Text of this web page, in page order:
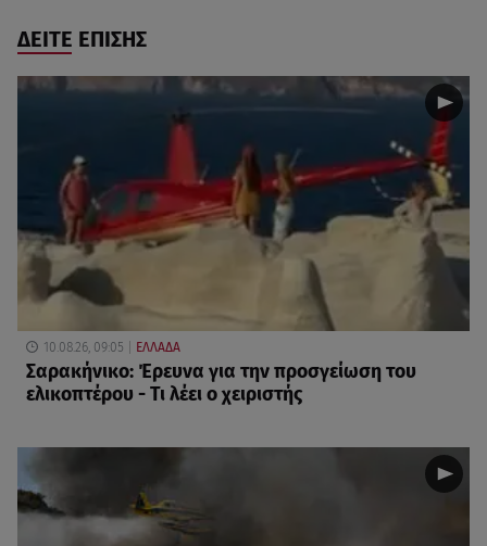
ΔΕΙΤΕ ΕΠΙΣΗΣ
10.08.26, 09:05 ΕΛΛΑΔΑ
Σαρακήνικο: Έρευνα για την προσγείωση του
ελικοπτέρου - Τι λέει ο χειριστής